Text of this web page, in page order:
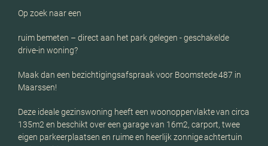
Op zoek naar een
ruim bemeten – direct aan het park gelegen - geschakelde
drive-in woning?
Maak dan een bezichtigingsafspraak voor Boomstede 487 in
Maarssen!
Deze ideale gezinswoning heeft een woonoppervlakte van circa
135m2 en beschikt over een garage van 16m2, carport, twee
eigen parkeerplaatsen en ruime en heerlijk zonnige achtertuin